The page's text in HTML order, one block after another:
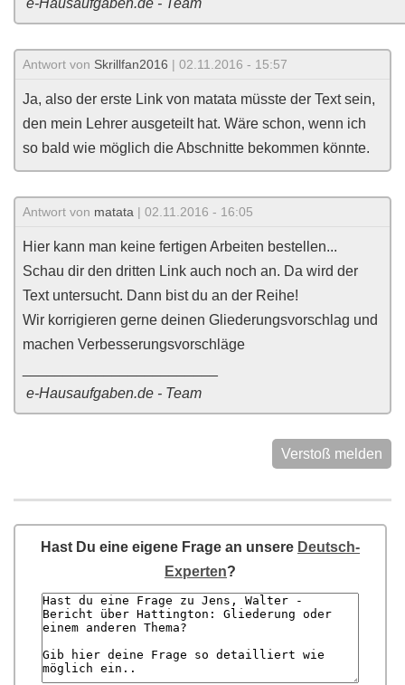
e-Hausaufgaben.de - Team
Antwort von Skrillfan2016 | 02.11.2016 - 15:57
Ja, also der erste Link von matata müsste der Text sein,
den mein Lehrer ausgeteilt hat. Wäre schon, wenn ich
so bald wie möglich die Abschnitte bekommen könnte.
Antwort von matata | 02.11.2016 - 16:05
Hier kann man keine fertigen Arbeiten bestellen...
Schau dir den dritten Link auch noch an. Da wird der
Text untersucht. Dann bist du an der Reihe!
Wir korrigieren gerne deinen Gliederungsvorschlag und
machen Verbesserungsvorschläge
e-Hausaufgaben.de - Team
Verstoß melden
Hast Du eine eigene Frage an unsere Deutsch-
Experten?